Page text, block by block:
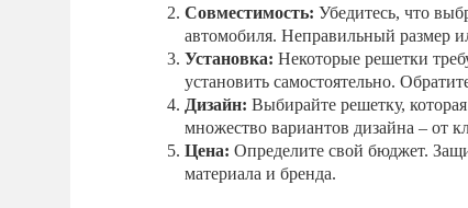
Совместимость: Убедитесь, что
автомобиля. Неправильный размер
Установка: Некоторые решетки
установить самостоятельно.
Дизайн: Выбирайте решетку,
множество вариантов дизайна – от
Цена: Определите свой бюджет.
материала и бренда.